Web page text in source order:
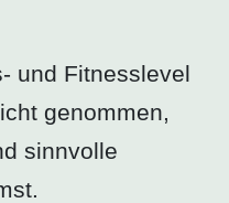
und Fitnesslevel
genommen,
sinnvolle